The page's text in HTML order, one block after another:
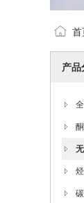
首
产品